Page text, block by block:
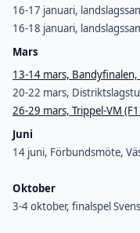
16-17 januari,
16-18 januari,
Mars
13-14 mars, Bandyfinalen,
20-22 mars,
26-29 mars, Trippel-VM
Juni
14 juni, Förbundsmöte,
Oktober
3-4 oktober, finalspel